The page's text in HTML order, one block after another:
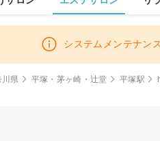
システムメンテナン
県 平塚・茅ヶ崎・辻堂 平塚駅